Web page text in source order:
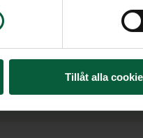
Tillåt alla
Johanssons
henne på vår